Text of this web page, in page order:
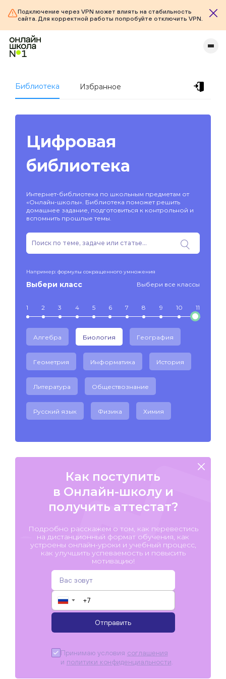
Подключение через VPN может влиять на стабильность
сайта. Для корректной работы попробуйте отключить VPN.
Библиотека Избранное
Цифровая
библиотека
Интернет-библиотека по школьным предметам от
«Онлайн-школы». Библиотека поможет решить
домашнее задание, подготовиться к контрольной и
вспомнить прошлые темы.
Например: формулы сокращенного умножения
Выбери класс Выбери все классы
1 2 3 4 5 6 7 8 9 10 11
Алгебра Биология География
Геометрия Информатика История
Литература Обществознание
Русский язык Физика Химия
Как поступить
в Онлайн-школу и
получить аттестат?
Подробно расскажем о том, как перевестись
на дистанционный формат обучения, как
устроены онлайн-уроки и учебный процесс,
как улучшить успеваемость и повысить
мотивацию!
▼
Отправить
Принимаю условия соглашения
и политики конфиденциальности